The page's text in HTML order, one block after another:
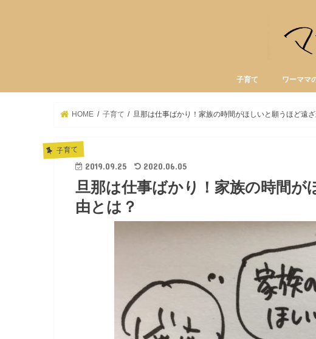
子育て ワーママ
HOME 子育て 旦那は仕事ばかり！家族の時間がほしいと願うほど遠
子育て
2019.09.25 2020.06.05
旦那は仕事ばかり！家族の時間が
由とは？